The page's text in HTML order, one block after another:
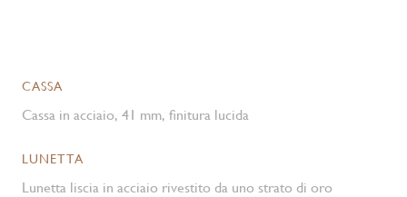
CASSA
Cassa in acciaio, 41 mm, finitura lucida
LUNETTA
Lunetta liscia in acciaio rivestito da uno strato di oro